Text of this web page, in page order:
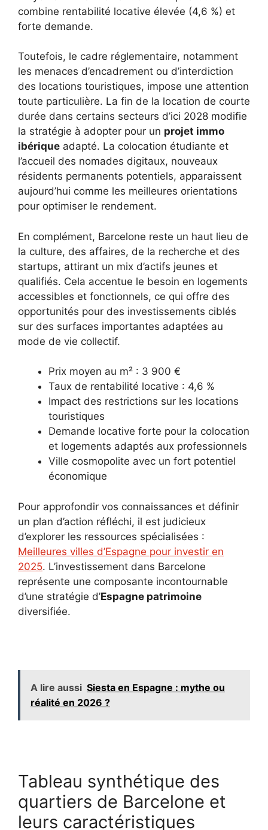
combine rentabilité locative élevée (4,6 %) et
forte demande.
Toutefois, le cadre réglementaire, notamment
les menaces d’encadrement ou d’interdiction
des locations touristiques, impose une attention
toute particulière. La fin de la location de courte
durée dans certains secteurs d’ici 2028 modifie
la stratégie à adopter pour un projet immo
ibérique adapté. La colocation étudiante et
l’accueil des nomades digitaux, nouveaux
résidents permanents potentiels, apparaissent
aujourd’hui comme les meilleures orientations
pour optimiser le rendement.
En complément, Barcelone reste un haut lieu de
la culture, des affaires, de la recherche et des
startups, attirant un mix d’actifs jeunes et
qualifiés. Cela accentue le besoin en logements
accessibles et fonctionnels, ce qui offre des
opportunités pour des investissements ciblés
sur des surfaces importantes adaptées au
mode de vie collectif.
Prix moyen au m² : 3 900 €
Taux de rentabilité locative : 4,6 %
Impact des restrictions sur les locations
touristiques
Demande locative forte pour la colocation
et logements adaptés aux professionnels
Ville cosmopolite avec un fort potentiel
économique
Pour approfondir vos connaissances et définir
un plan d’action réfléchi, il est judicieux
d’explorer les ressources spécialisées :
Meilleures villes d’Espagne pour investir en
2025. L’investissement dans Barcelone
représente une composante incontournable
d’une stratégie d’Espagne patrimoine
diversifiée.
A lire aussi Siesta en Espagne : mythe ou
réalité en 2026 ?
Tableau synthétique des
quartiers de Barcelone et
leurs caractéristiques